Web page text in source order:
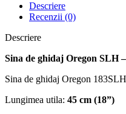
Descriere
Recenzii (0)
Descriere
Sina de ghidaj Oregon SLH
Sina de ghidaj Oregon
Lungimea utila: 45 cm (18”)